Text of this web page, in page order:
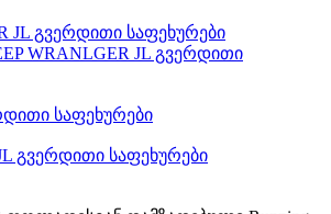
საფეხურები
გვერდითი საფეხურები